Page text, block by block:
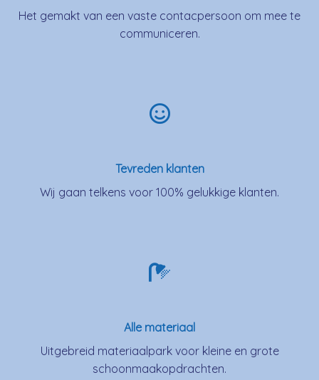
Het gemakt van een vaste contacpersoon om mee te
communiceren.
Tevreden klanten
Wij gaan telkens voor 100% gelukkige klanten.
Alle materiaal
Uitgebreid materiaalpark voor kleine en grote
schoonmaakopdrachten.